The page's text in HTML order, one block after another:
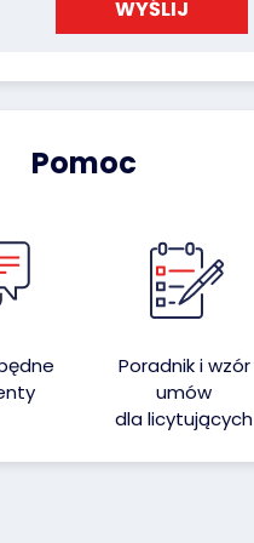
Pomoc
Poradnik i wzór
umów
dla licytujących